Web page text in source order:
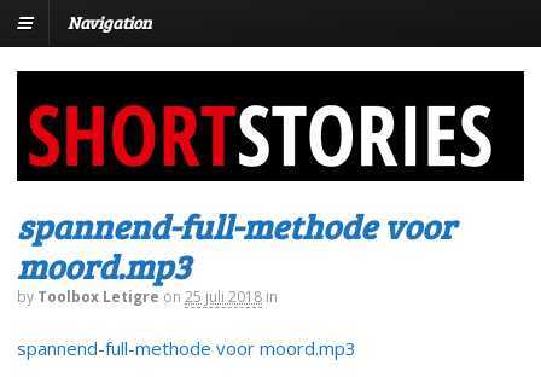
Navigation
spannend-full-methode voor
moord.mp3
by Toolbox Letigre on 25 juli 2018 in
spannend-full-methode voor moord.mp3